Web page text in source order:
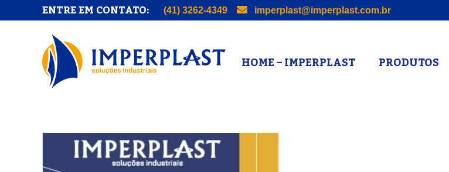
ENTRE EM CONTATO: (41) 3262-4349 imperplast@imperplast.com.br
HOME – IMPERPLAST PRODUTOS